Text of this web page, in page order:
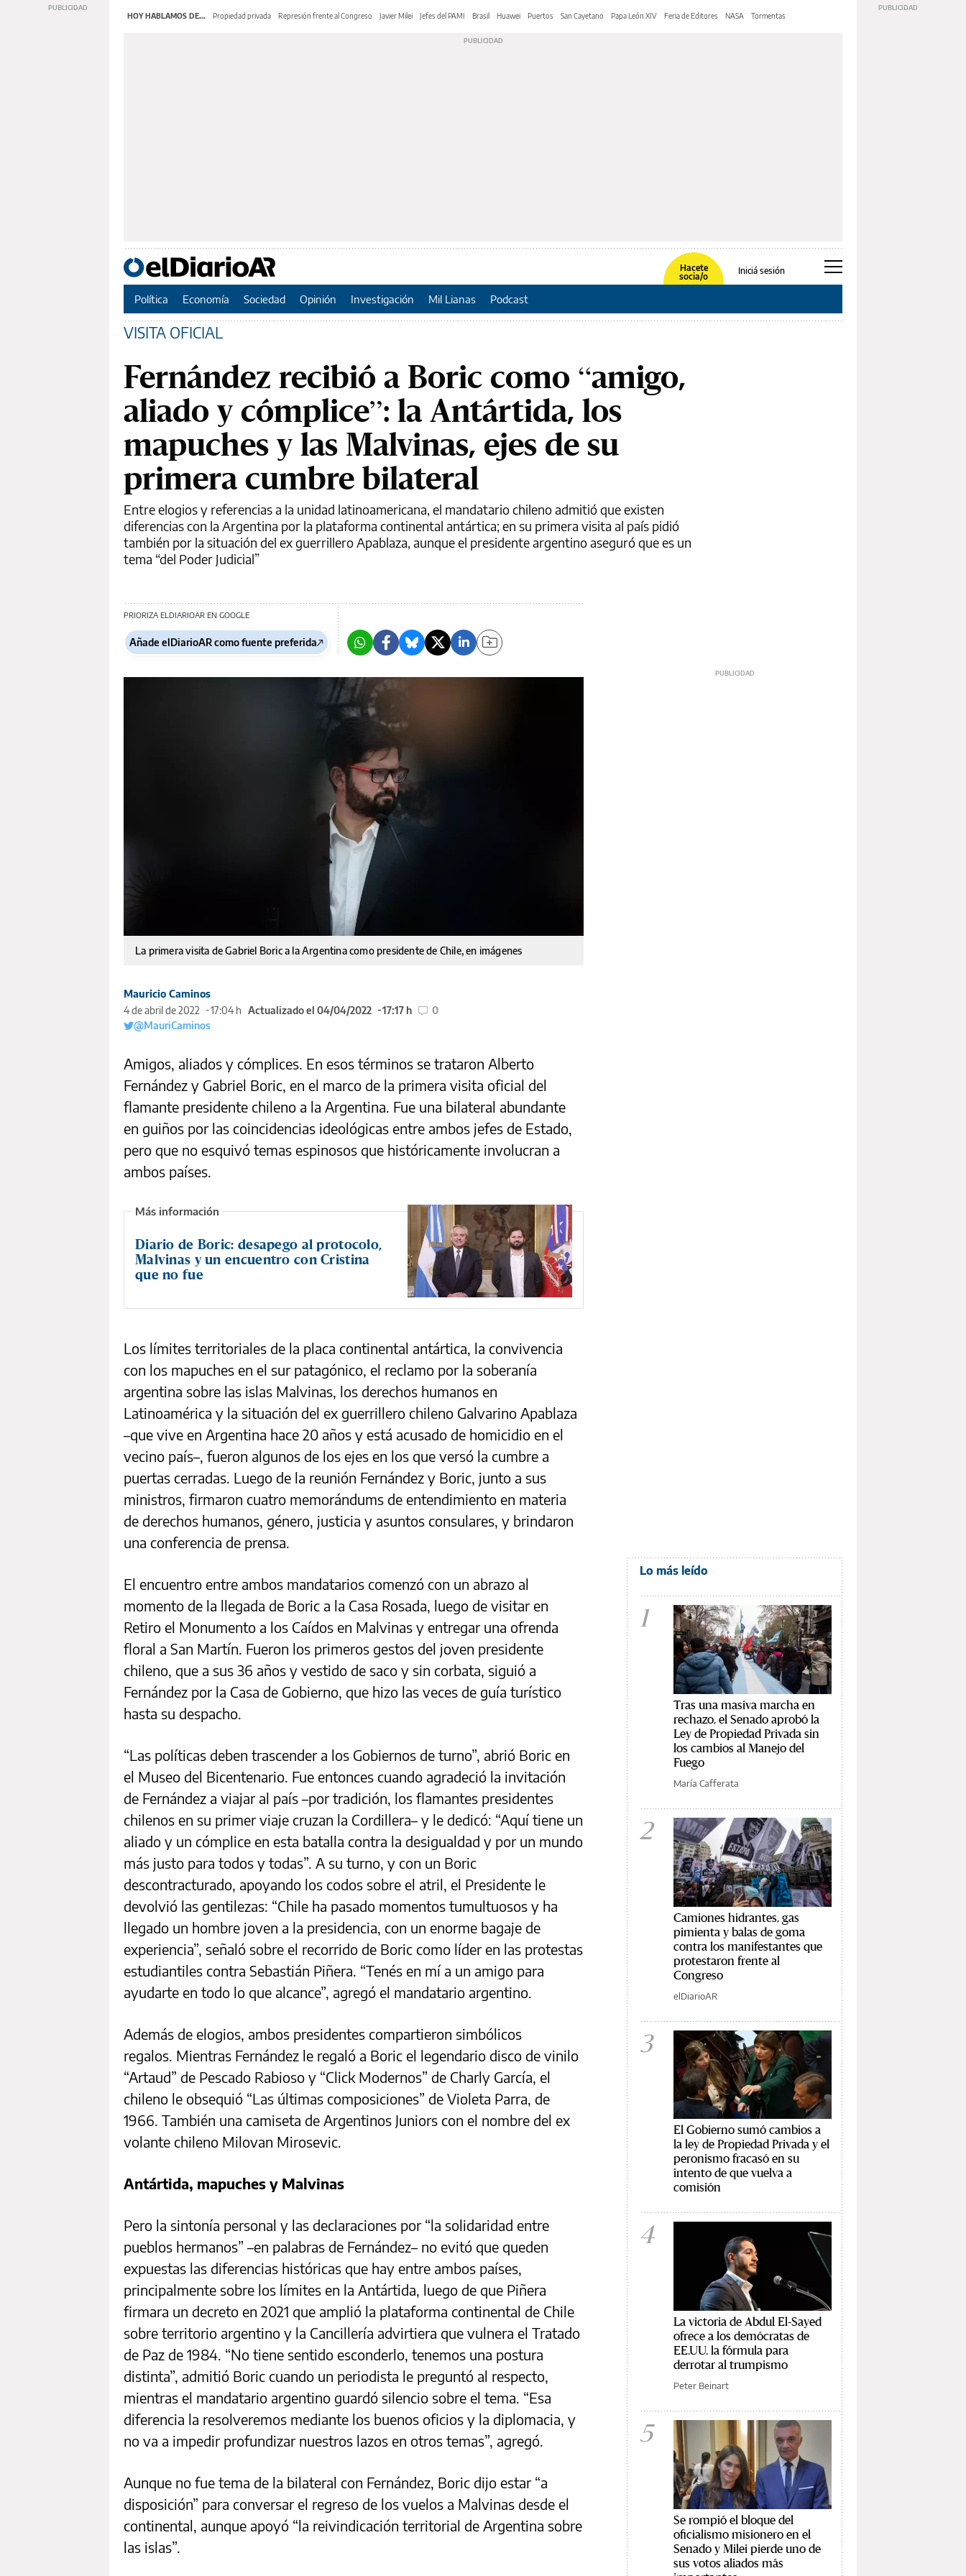
HOY HABLAMOS DE... Propiedad privada Represión frente al Congreso Javier Milei Jefes del PAMI Brasil Huawei Puertos San Cayetano Papa León XIV Feria de Editores NASA Tormentas
Hacete
socia/o
Iniciá sesión
Política Economía Sociedad Opinión Investigación Mil Lianas Podcast
VISITA OFICIAL
Fernández recibió a Boric como “amigo,
aliado y cómplice”: la Antártida, los
mapuches y las Malvinas, ejes de su
primera cumbre bilateral
Entre elogios y referencias a la unidad latinoamericana, el mandatario chileno admitió que existen
diferencias con la Argentina por la plataforma continental antártica; en su primera visita al país pidió
también por la situación del ex guerrillero Apablaza, aunque el presidente argentino aseguró que es un
tema “del Poder Judicial”
PRIORIZA ELDIARIOAR EN GOOGLE
Añade elDiarioAR como fuente preferida
La primera visita de Gabriel Boric a la Argentina como presidente de Chile, en imágenes
Mauricio Caminos
4 de abril de 2022
17:04 h Actualizado el 04/04/2022 17:17 h
0
@MauriCaminos
Amigos, aliados y cómplices. En esos términos se trataron Alberto
Fernández y Gabriel Boric, en el marco de la primera visita oficial del
flamante presidente chileno a la Argentina. Fue una bilateral abundante
en guiños por las coincidencias ideológicas entre ambos jefes de Estado,
pero que no esquivó temas espinosos que históricamente involucran a
ambos países.
Diario de Boric: desapego al protocolo,
Malvinas y un encuentro con Cristina
que no fue
Los límites territoriales de la placa continental antártica, la convivencia
con los mapuches en el sur patagónico, el reclamo por la soberanía
argentina sobre las islas Malvinas, los derechos humanos en
Latinoamérica y la situación del ex guerrillero chileno Galvarino Apablaza
–que vive en Argentina hace 20 años y está acusado de homicidio en el
vecino país–, fueron algunos de los ejes en los que versó la cumbre a
puertas cerradas. Luego de la reunión Fernández y Boric, junto a sus
ministros, firmaron cuatro memorándums de entendimiento en materia
de derechos humanos, género, justicia y asuntos consulares, y brindaron
una conferencia de prensa.
El encuentro entre ambos mandatarios comenzó con un abrazo al
momento de la llegada de Boric a la Casa Rosada, luego de visitar en
Retiro el Monumento a los Caídos en Malvinas y entregar una ofrenda
floral a San Martín. Fueron los primeros gestos del joven presidente
chileno, que a sus 36 años y vestido de saco y sin corbata, siguió a
Fernández por la Casa de Gobierno, que hizo las veces de guía turístico
hasta su despacho.
“Las políticas deben trascender a los Gobiernos de turno”, abrió Boric en
el Museo del Bicentenario. Fue entonces cuando agradeció la invitación
de Fernández a viajar al país –por tradición, los flamantes presidentes
chilenos en su primer viaje cruzan la Cordillera– y le dedicó: “Aquí tiene un
aliado y un cómplice en esta batalla contra la desigualdad y por un mundo
más justo para todos y todas”. A su turno, y con un Boric
descontracturado, apoyando los codos sobre el atril, el Presidente le
devolvió las gentilezas: “Chile ha pasado momentos tumultuosos y ha
llegado un hombre joven a la presidencia, con un enorme bagaje de
experiencia”, señaló sobre el recorrido de Boric como líder en las protestas
estudiantiles contra Sebastián Piñera. “Tenés en mí a un amigo para
ayudarte en todo lo que alcance”, agregó el mandatario argentino.
Además de elogios, ambos presidentes compartieron simbólicos
regalos. Mientras Fernández le regaló a Boric el legendario disco de vinilo
“Artaud” de Pescado Rabioso y “Click Modernos” de Charly García, el
chileno le obsequió “Las últimas composiciones” de Violeta Parra, de
1966. También una camiseta de Argentinos Juniors con el nombre del ex
volante chileno Milovan Mirosevic.
Antártida, mapuches y Malvinas
Pero la sintonía personal y las declaraciones por “la solidaridad entre
pueblos hermanos” –en palabras de Fernández– no evitó que queden
expuestas las diferencias históricas que hay entre ambos países,
principalmente sobre los límites en la Antártida, luego de que Piñera
firmara un decreto en 2021 que amplió la plataforma continental de Chile
sobre territorio argentino y la Cancillería advirtiera que vulnera el Tratado
de Paz de 1984. “No tiene sentido esconderlo, tenemos una postura
distinta”, admitió Boric cuando un periodista le preguntó al respecto,
mientras el mandatario argentino guardó silencio sobre el tema. “Esa
diferencia la resolveremos mediante los buenos oficios y la diplomacia, y
no va a impedir profundizar nuestros lazos en otros temas”, agregó.
Aunque no fue tema de la bilateral con Fernández, Boric dijo estar “a
disposición” para conversar el regreso de los vuelos a Malvinas desde el
continental, aunque apoyó “la reivindicación territorial de Argentina sobre
las islas”.
Lo más leído
1
Tras una masiva marcha en
rechazo, el Senado aprobó la
Ley de Propiedad Privada sin
los cambios al Manejo del
Fuego
María Cafferata
2
Camiones hidrantes, gas
pimienta y balas de goma
contra los manifestantes que
protestaron frente al
Congreso
elDiarioAR
3
El Gobierno sumó cambios a
la ley de Propiedad Privada y el
peronismo fracasó en su
intento de que vuelva a
comisión
4
La victoria de Abdul El-Sayed
ofrece a los demócratas de
EE.UU. la fórmula para
derrotar al trumpismo
Peter Beinart
5
Se rompió el bloque del
oficialismo misionero en el
Senado y Milei pierde uno de
sus votos aliados más